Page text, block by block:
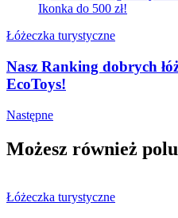
Łóżeczka turystyczne
Nasz Ranking dobrych
EcoToys!
Następne
Możesz również
Łóżeczka turystyczne